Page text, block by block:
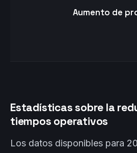
Aumento de
Estadísticas sobre la
tiempos operativos
Los datos disponibles para